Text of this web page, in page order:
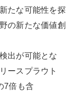
たな可能性を探
の新たな価値創
出が可能とな
ースプラウト
7倍も含